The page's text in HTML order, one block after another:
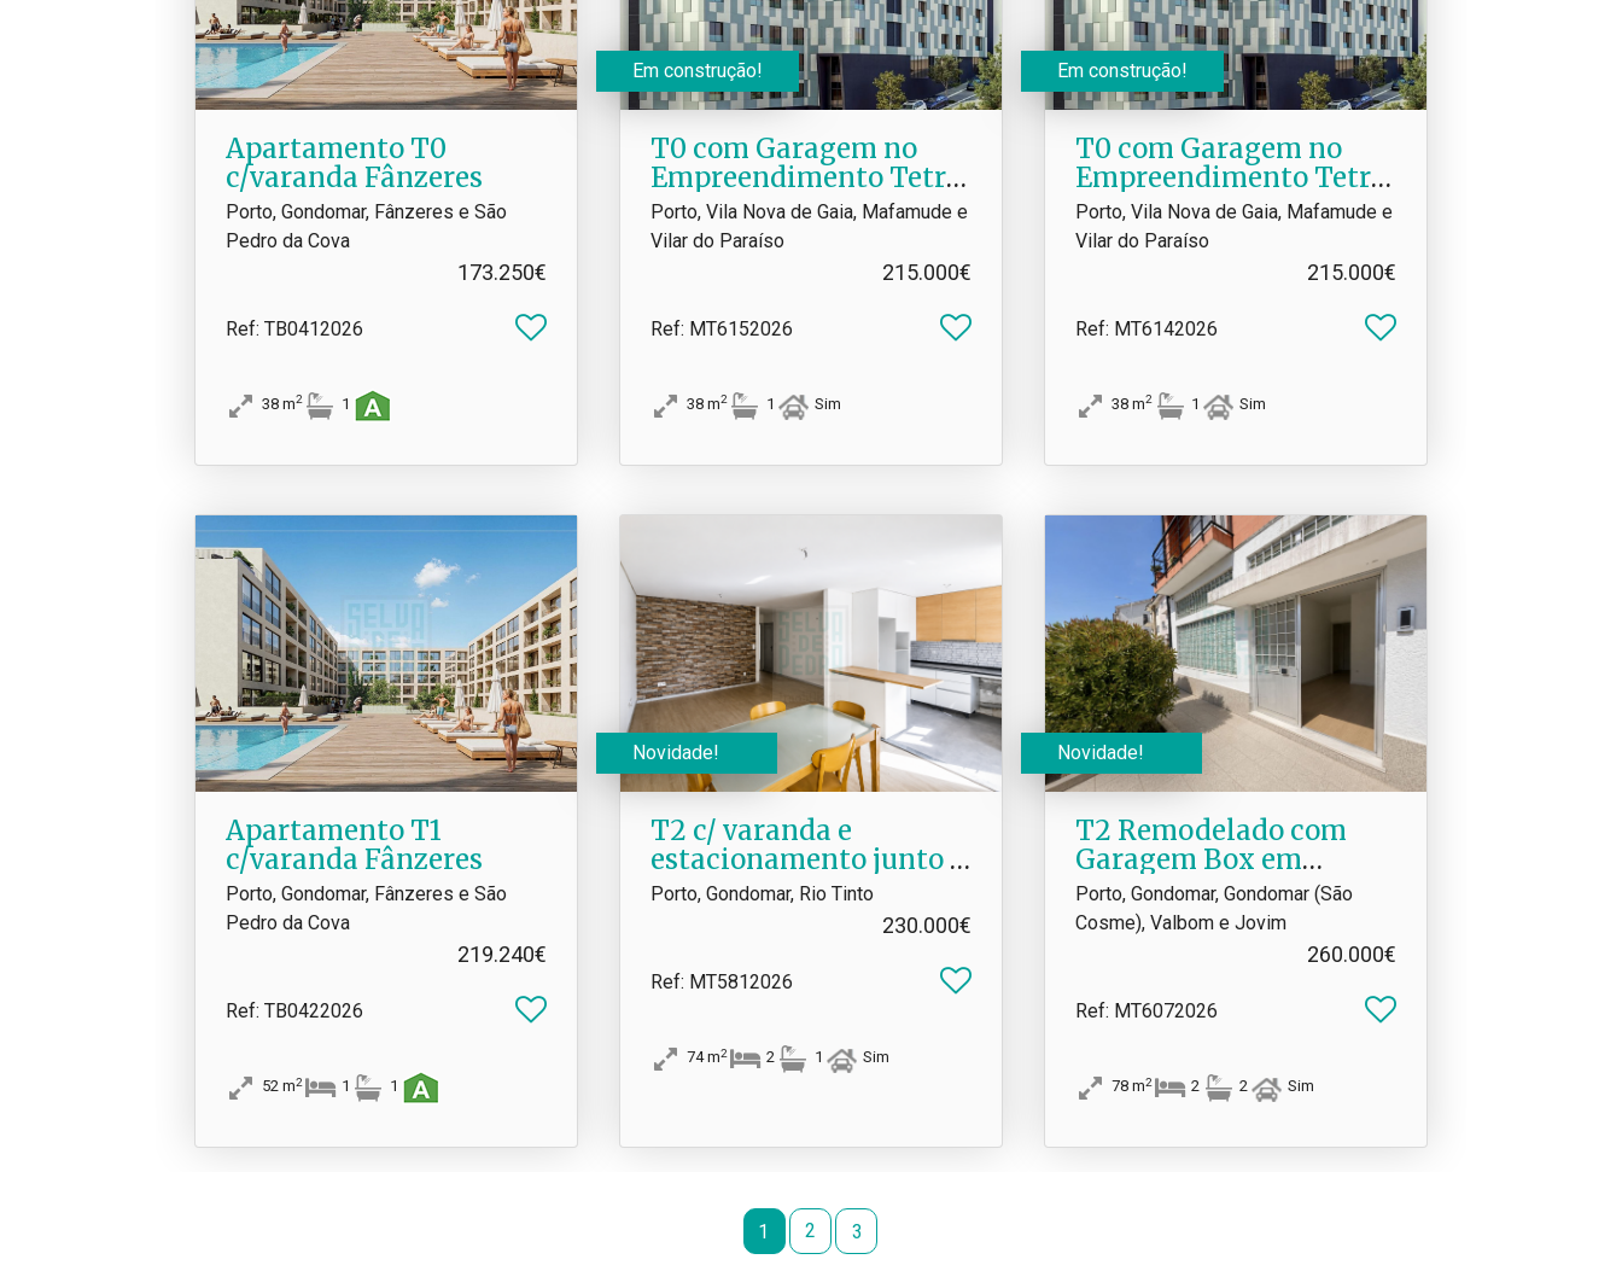
Apartamento T0
c/varanda Fânzeres
Porto, Gondomar, Fânzeres e São
Pedro da Cova
173.250€
Ref: TB0412026
38 m2 1
Em construção!
T0 com Garagem no
Empreendimento Tetris
| Vila Nova de Gaia
Porto, Vila Nova de Gaia, Mafamude e
Vilar do Paraíso
215.000€
Ref: MT6152026
38 m2 1 Sim
Em construção!
T0 com Garagem no
Empreendimento Tetris
| Vila Nova de Gaia
Porto, Vila Nova de Gaia, Mafamude e
Vilar do Paraíso
215.000€
Ref: MT6142026
38m2 1 Sim
Apartamento T1
c/varanda Fânzeres
Porto, Gondomar, Fânzeres e São
Pedro da Cova
219.240€
Ref: TB0422026
52 m2 1 1
Novidade!
T2 c/ varanda e
estacionamento junto à
Areosa
Porto, Gondomar, Rio Tinto
230.000€
Ref: MT5812026
74m2 2 1 Sim
Novidade!
T2 Remodelado com
Garagem Box em
Valbom | A 10 Min do
Porto
Porto, Gondomar, Gondomar (São
Cosme), Valbom e Jovim
260.000€
Ref: MT6072026
78m2 2 2 Sim
1 2 3